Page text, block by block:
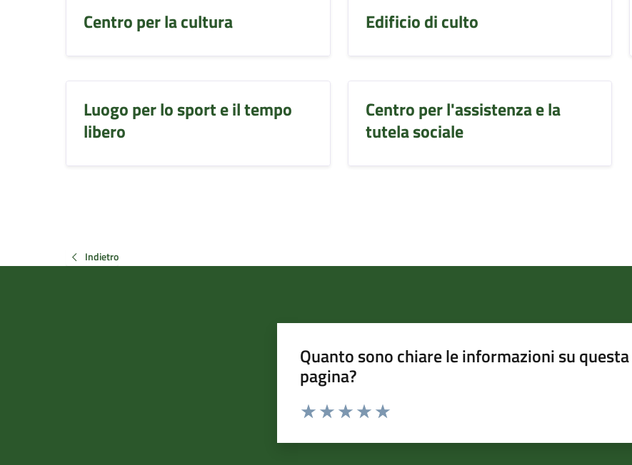
Centro per la cultura Edificio di culto
Luogo per lo sport e il tempo
libero
Centro per l'assistenza e la
tutela sociale
Indietro
Quanto sono chiare le informazioni su questa
pagina?
Valuta da 1 a 5 stelle la pagina